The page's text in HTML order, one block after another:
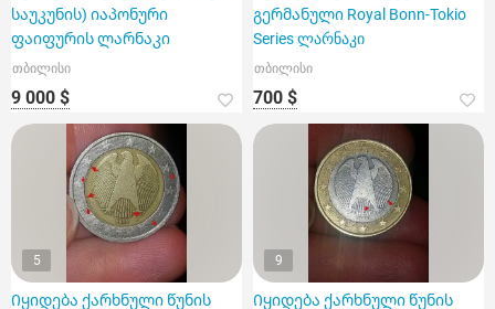
საუკუნის) იაპონური
ფაიფურის ლარნაკი
თბილისი
9 000 $
გერმანული Royal Bonn-Tokio
Series ლარნაკი
თბილისი
700 $
5
Იყიდება ქარხნული წუნის
9
Იყიდება ქარხნული წუნის